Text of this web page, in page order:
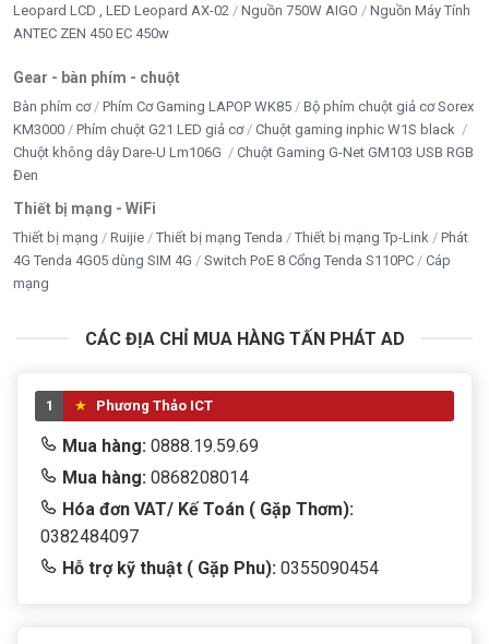
🌍 Giao hàng toàn quốc – Bảo hành chính hãng –
Hỗ trợ kỹ thuật tận tâm
📞 Liên hệ ngay Tấn Phát: 0888195969 –
0949579078 để nhận tư vấn và ưu đãi tốt nhất!
Thông số kỹ thuật
Xuất xứ
Leopard LCD , LED Leopard AX-02
Nguồn 750W AIGO
Nguồn Máy Tính
ANTEC ZEN 450 EC 450w
Gear - bàn phím - chuột
Bàn phím cơ Phím Cơ Gaming LAPOP WK85
Bộ phím chuột giả cơ Sorex
KM3000
Phím chuột G21 LED giả cơ
Chuột gaming inphic W1S black
Chuột không dây Dare-U Lm106G
Chuột Gaming G-Net GM103 USB RGB
Đen
Thiết bị mạng - WiFi
Thiết bị mạng Ruijie Thiết bị mạng Tenda Thiết bị mạng Tp-Link
Phát
4G Tenda 4G05 dùng SIM 4G
Switch PoE 8 Cổng Tenda S110PC
Cáp
mạng
CÁC ĐỊA CHỈ MUA HÀNG TẤN PHÁT AD
1 Phương Thảo ICT
Mua hàng: 0888.19.59.69
Mua hàng: 0868208014
Hóa đơn VAT/ Kế Toán ( Gặp Thơm):
0382484097
Hỗ trợ kỹ thuật ( Gặp Phu): 0355090454